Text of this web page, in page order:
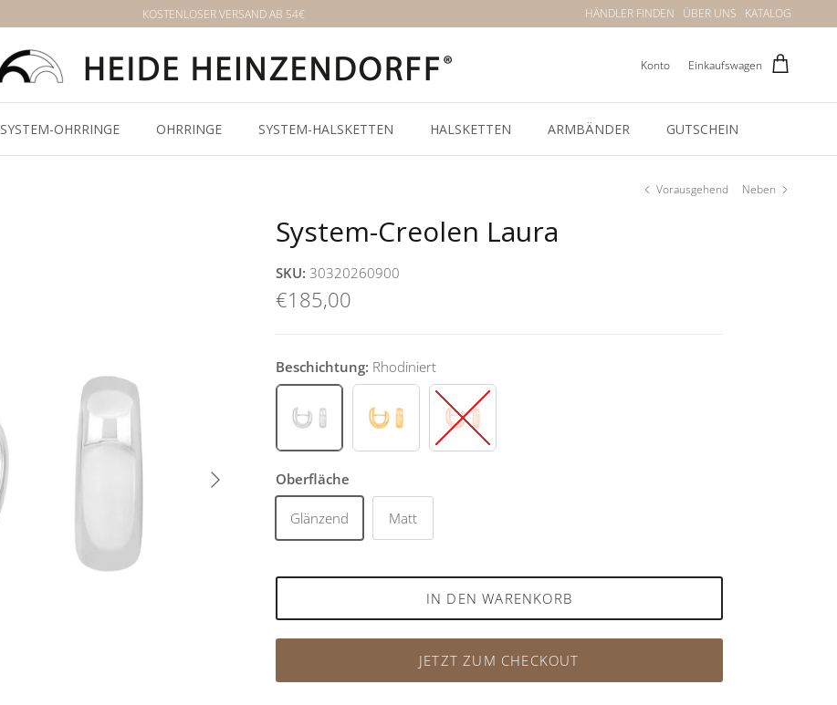
KOSTENLOSER VERSAND AB 54€ HÄNDLER FINDEN ÜBER UNS KATALOG
Konto Einkaufswagen
SYSTEM-OHRRINGE OHRRINGE SYSTEM-HALSKETTEN HALSKETTEN ARMBÄNDER GUTSCHEIN
Vorausgehend Neben
Nächste
System-Creolen Laura
SKU: 30320260900
€185,00
Beschichtung: Rhodiniert
Rhodiniert Vergoldet Rosévergoldet
Oberfläche
Glänzend Matt
IN DEN WARENKORB
JETZT ZUM CHECKOUT